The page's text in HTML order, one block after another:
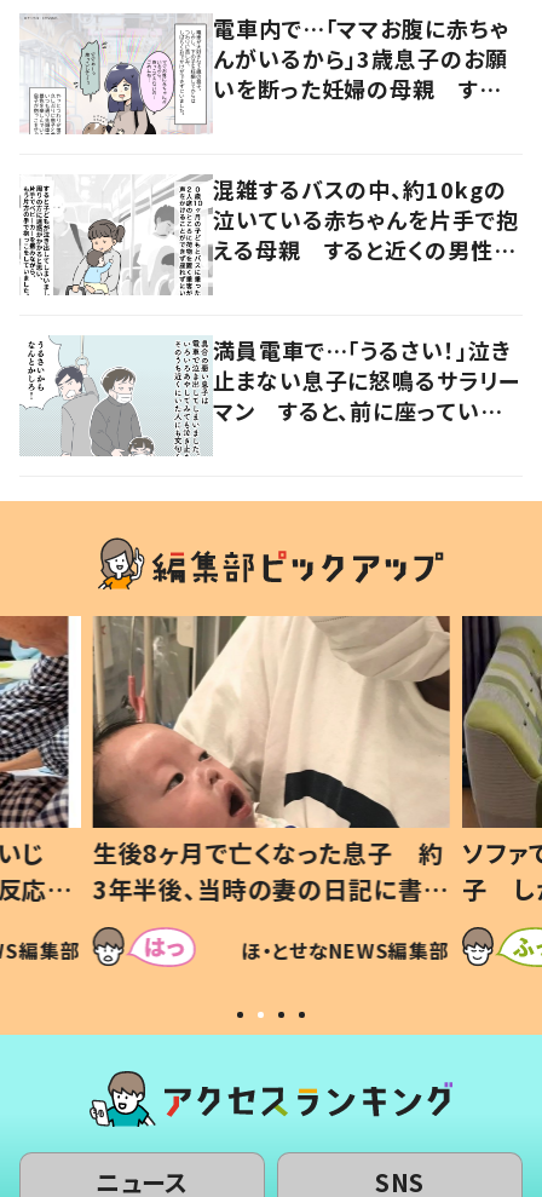
電車内で…「ママお腹に赤ちゃ
んがいるから」3歳息子のお願
いを断った妊婦の母親 すると
混雑するバスの中、約10kgの
泣いている赤ちゃんを片手で抱
える母親 すると近くの男性が
満員電車で…「うるさい！」泣き
止まない息子に怒鳴るサラリー
マン すると、前に座っていた
じ
応に
編集部
生後8ヶ月で亡くなった息子 約
3年半後、当時の妻の日記に書い
てあった本音とは
ほ・とせなNEWS編集部
ソファ
子 し
すべ
いから
ニュース SNS